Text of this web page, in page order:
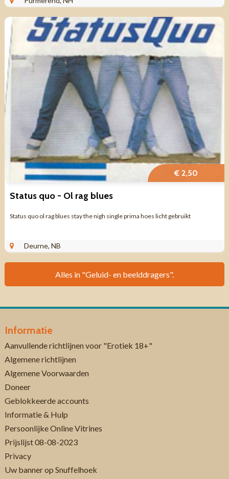
€ 2,50
Status quo - Ol rag blues
Status quo ol rag blues stay the nigh single prima hoes licht gebruikt
Deurne, NB
Alles in "Geluid- en beelddragers".
Informatie
Aanvullende richtlijnen voor "Erotiek 18+"
Algemene richtlijnen
Algemene Voorwaarden
Doneer
Geblokkeerde accounts
Informatie & Hulp
Persoonlijke Online Vitrines
Prijslijst 08-08-2023
Privacy
Uw banner op Snuffelhoek